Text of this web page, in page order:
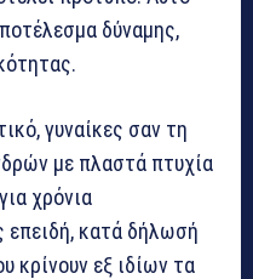
δύναμης,
γυναίκες σαν τη
με πλαστά πτυχία
χρόνια
κατά δήλωσή
κρίνουν εξ ιδίων τα